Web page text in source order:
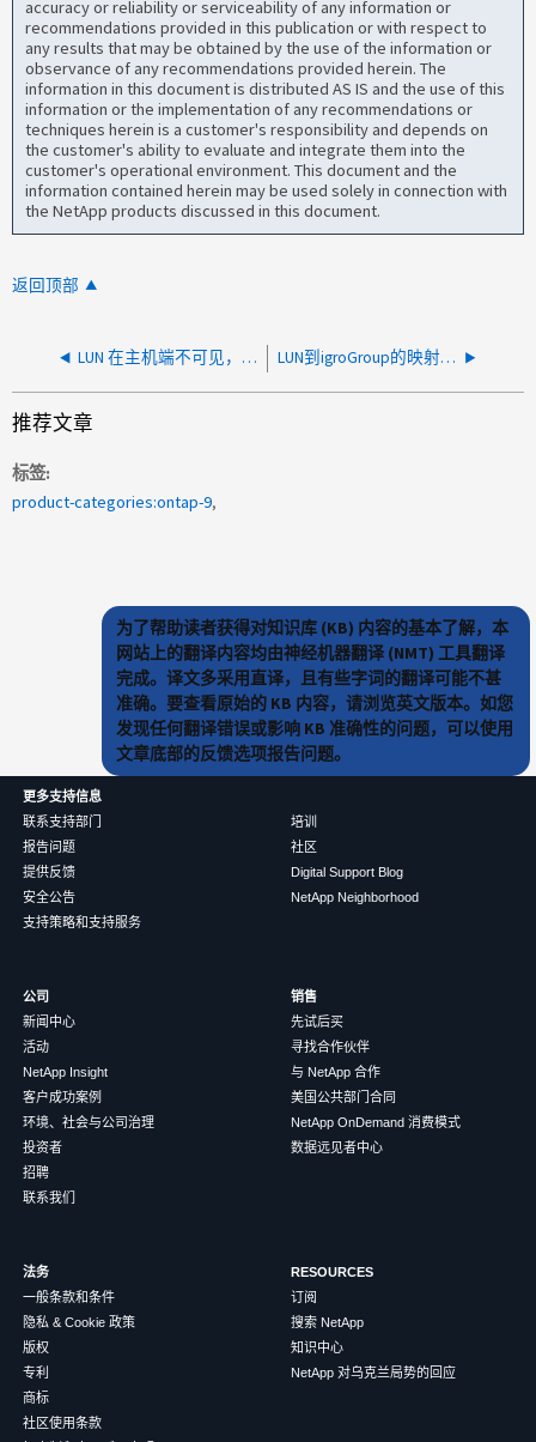
accuracy or reliability or serviceability of any information or
recommendations provided in this publication or with respect to
any results that may be obtained by the use of the information or
observance of any recommendations provided herein. The
information in this document is distributed AS IS and the use of this
information or the implementation of any recommendations or
techniques herein is a customer's responsibility and depends on
the customer's ability to evaluate and integrate them into the
customer's operational environment. This document and the
information contained herein may be used solely in connection with
the NetApp products discussed in this document.
返回顶部
LUN 在主机端不可见，WWPN 未登录到存储 LUN到igroGroup的映射失败，并显示错误：不存在此类启动程序组
推荐文章
标签
product-categories:ontap-9
为了帮助读者获得对知识库 (KB) 内容的基本了解，本
网站上的翻译内容均由神经机器翻译 (NMT) 工具翻译
完成。译文多采用直译，且有些字词的翻译可能不甚
准确。要查看原始的 KB 内容，请浏览英文版本。如您
发现任何翻译错误或影响 KB 准确性的问题，可以使用
文章底部的反馈选项报告问题。
更多支持信息
联系支持部门
报告问题
提供反馈
安全公告
支持策略和支持服务
培训
社区
Digital Support Blog
NetApp Neighborhood
公司
新闻中心
活动
NetApp Insight
客户成功案例
环境、社会与公司治理
投资者
招聘
联系我们
销售
先试后买
寻找合作伙伴
与 NetApp 合作
美国公共部门合同
NetApp OnDemand 消费模式
数据远见者中心
法务
一般条款和条件
隐私 & Cookie 政策
版权
专利
商标
社区使用条款
RESOURCES
订阅
搜索 NetApp
知识中心
NetApp 对乌克兰局势的回应